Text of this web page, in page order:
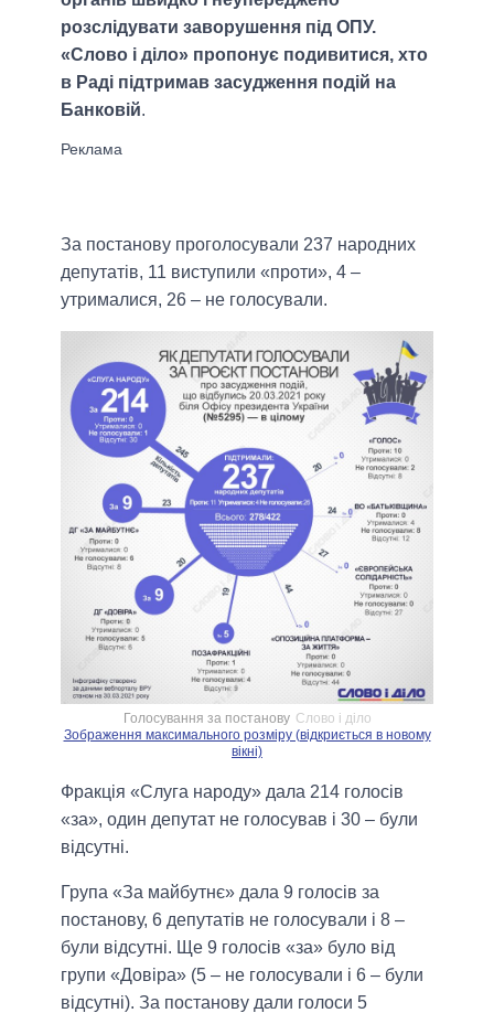
розслідувати заворушення під ОПУ.
«Слово і діло» пропонує подивитися, хто
в Раді підтримав засудження подій на
Банковій.
За постанову проголосували 237 народних
депутатів, 11 виступили «проти», 4 –
утрималися, 26 – не голосували.
Голосування за постанову Слово і діло
Зображення максимального розміру (відкриється в новому
вікні)
Фракція «Слуга народу» дала 214 голосів
«за», один депутат не голосував і 30 – були
відсутні.
Група «За майбутнє» дала 9 голосів за
постанову, 6 депутатів не голосували і 8 –
були відсутні. Ще 9 голосів «за» було від
групи «Довіра» (5 – не голосували і 6 – були
відсутні). За постанову дали голоси 5